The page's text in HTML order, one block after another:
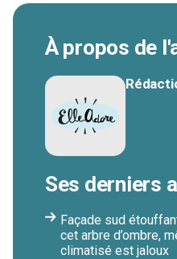
À propos de
Ses derniers
Façade sud
cet arbre d’ombre,
climatisé est jaloux